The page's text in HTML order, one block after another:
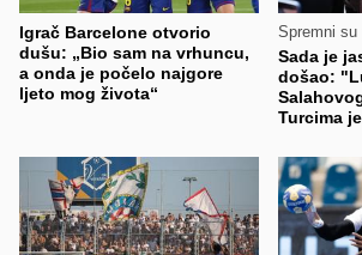
Igrač Barcelone otvorio
dušu: „Bio sam na vrhuncu,
a onda je počelo najgore
ljeto mog života“
Spremni su
Sada je
došao:
Turcima